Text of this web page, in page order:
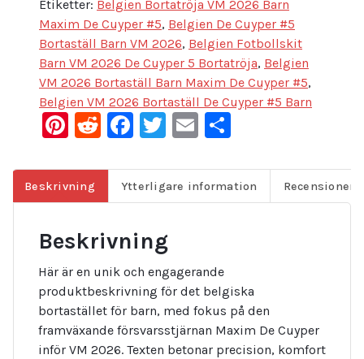
Etiketter: Belgien Bortatröja VM 2026 Barn
Maxim De Cuyper #5, Belgien De Cuyper #5
Bortaställ Barn VM 2026, Belgien Fotbollskit
Barn VM 2026 De Cuyper 5 Bortatröja, Belgien
VM 2026 Bortaställ Barn Maxim De Cuyper #5,
Belgien VM 2026 Bortaställ De Cuyper #5 Barn
Pinterest
Reddit
Facebook
Twitter
Email
Beskrivning Ytterligare information Recensioner
Beskrivning
Här är en unik och engagerande
produktbeskrivning för det belgiska
bortastället för barn, med fokus på den
framväxande försvarsstjärnan Maxim De Cuyper
inför VM 2026. Texten betonar precision, komfort